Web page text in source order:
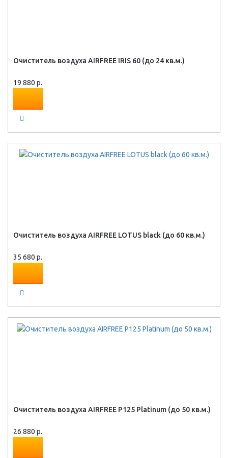
Очиститель воздуха AIRFREE IRIS 60 (до 24 кв.м.)
19 880 р.
Очиститель воздуха AIRFREE LOTUS black (до 60 кв.м.)
35 680 р.
Очиститель воздуха AIRFREE P125 Platinum (до 50 кв.м.)
26 880 р.